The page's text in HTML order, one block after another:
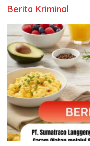
Berita Kriminal